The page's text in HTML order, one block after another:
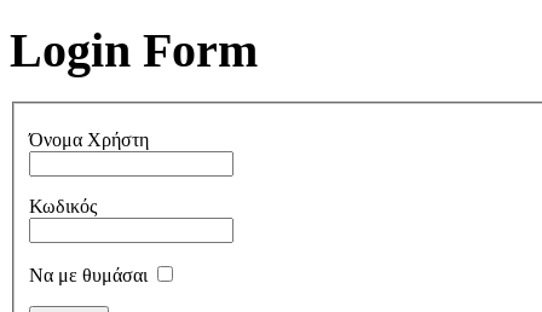
Login Form
Όνομα Χρήστη
Κωδικός
Να με θυμάσαι